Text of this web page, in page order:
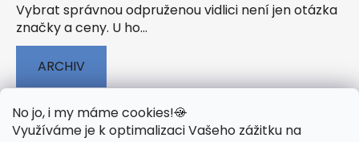
No jo, i my máme cookies!🍪
Využíváme je k optimalizaci Vašeho zážitku na
Vybrat správnou odpruženou vidlici není jen otázka
značky a ceny. U ho...
ARCHIV